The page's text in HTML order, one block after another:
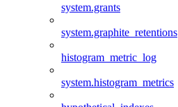
system.grants
system.graphite_retentions
histogram_metric_log
system.histogram_metrics